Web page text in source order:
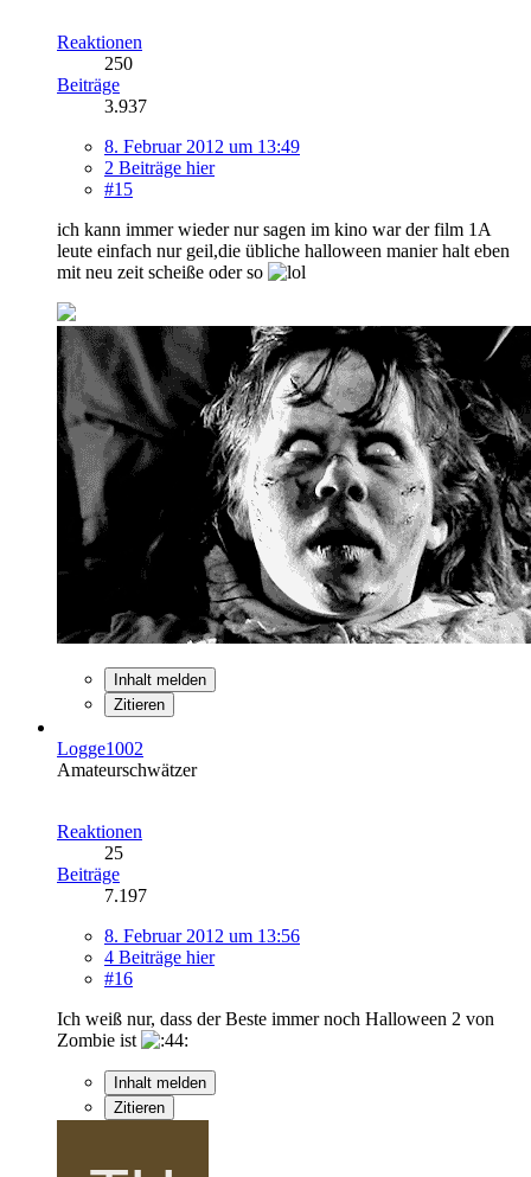
Reaktionen
250
Beiträge
3.937
8. Februar 2012 um 13:49
2 Beiträge hier
#15
ich kann immer wieder nur sagen im kino war der film 1A
leute einfach nur geil,die übliche halloween manier halt eben
mit neu zeit scheiße oder so
Inhalt melden
Zitieren
Logge1002
Amateurschwätzer
Reaktionen
25
Beiträge
7.197
8. Februar 2012 um 13:56
4 Beiträge hier
#16
Ich weiß nur, dass der Beste immer noch Halloween 2 von
Zombie ist
Inhalt melden
Zitieren